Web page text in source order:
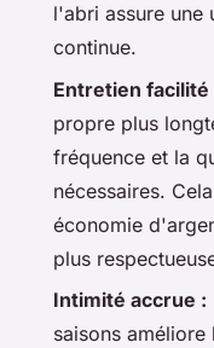
l'abri assure une
continue.
Entretien facilité
propre plus
fréquence et la
nécessaires.
économie
plus
Intimité accrue :
saisons